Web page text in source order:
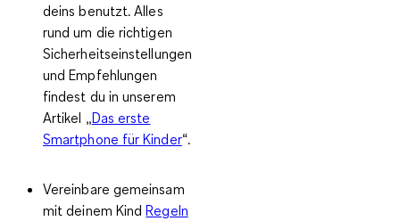
deins benutzt. Alles
rund um die richtigen
Sicherheitseinstellungen
und Empfehlungen
findest du in unserem
Artikel „Das erste
Smartphone für Kinder“.
Vereinbare gemeinsam
mit deinem KindRegeln